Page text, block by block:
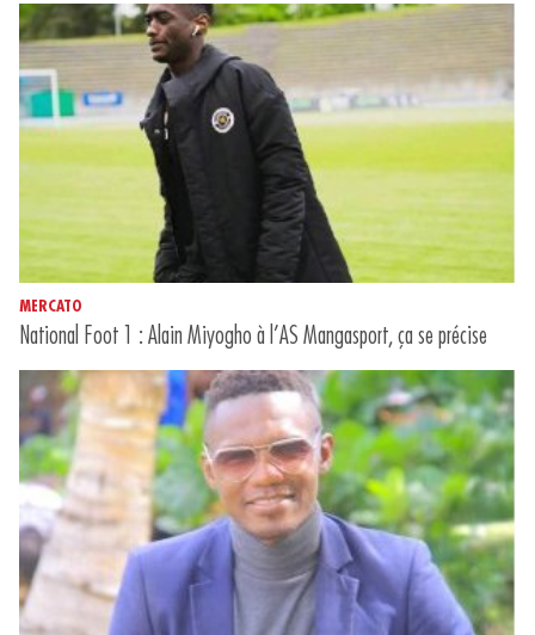
MERCATO
National Foot 1 : Alain Miyogho à l’AS Mangasport, ça se précise